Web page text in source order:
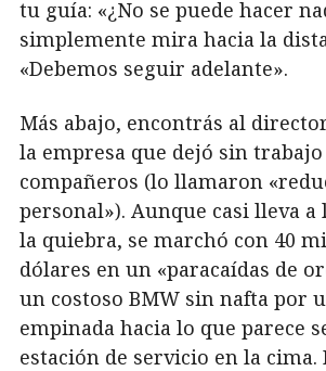
tu guía: «¿No se puede hacer
simplemente mira hacia la
«Debemos seguir adelante».
Más abajo, encontrás al
la empresa que dejó sin
compañeros (lo llamaron
personal»). Aunque casi lleva a
la quiebra, se marchó con 40
dólares en un «paracaídas de
un costoso BMW sin nafta por
empinada hacia lo que parece
estación de servicio en la cima.